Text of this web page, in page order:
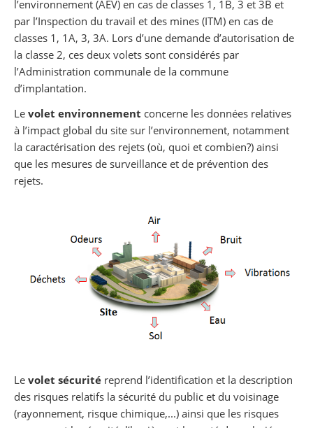
l’environnement (AEV) en cas de classes 1, 1B, 3 et 3B et
par l’Inspection du travail et des mines (ITM) en cas de
classes 1, 1A, 3, 3A. Lors d’une demande d’autorisation de
la classe 2, ces deux volets sont considérés par
l’Administration communale de la commune
d’implantation.
Le volet environnement concerne les données relatives
à l’impact global du site sur l’environnement, notamment
la caractérisation des rejets (où, quoi et combien?) ainsi
que les mesures de surveillance et de prévention des
rejets.
Le volet sécurité reprend l’identification et la description
des risques relatifs la sécurité du public et du voisinage
(rayonnement, risque chimique,...) ainsi que les risques